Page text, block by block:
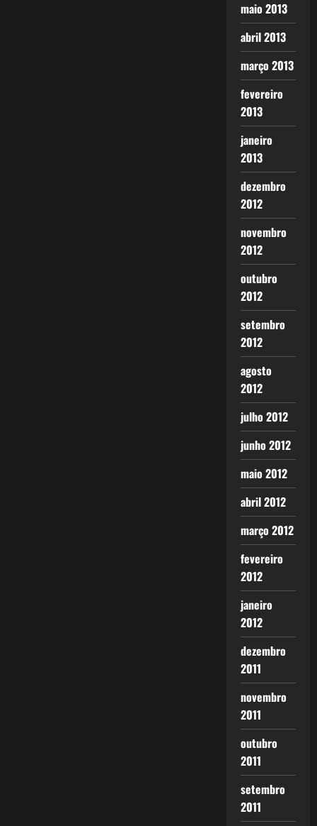
maio 2013
abril 2013
março 2013
fevereiro
2013
janeiro
2013
dezembro
2012
novembro
2012
outubro
2012
setembro
2012
agosto
2012
julho 2012
junho 2012
maio 2012
abril 2012
março 2012
fevereiro
2012
janeiro
2012
dezembro
2011
novembro
2011
outubro
2011
setembro
2011